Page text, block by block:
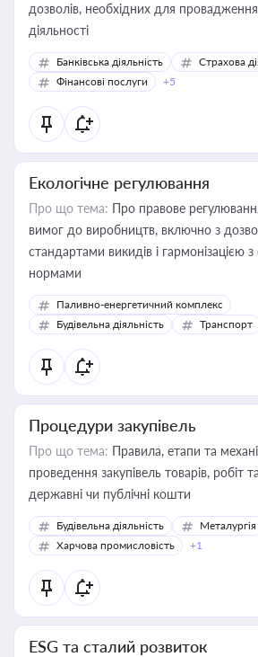
дозволів, необхідних для
діяльності
Банківська діяльність
Страхова
Фінансові послуги
+5
Екологічне регулювання
Про що тема: Про правове
вимог до виробництв, включно з
стандартами викидів і гармонізацією
нормами
Паливно-енергетичний комплекс
Будівельна діяльність
Транспорт
Процедури закупівель
Про що тема: Правила, етапи та
проведення закупівель товарів, робіт
державні чи публічні кошти
Будівельна діяльність
Металургія
Харчова промисловість
+1
ESG та сталий розвиток